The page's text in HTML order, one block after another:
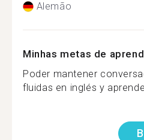
Alemão
Minhas metas de
Poder mantener
fluidas en inglés y